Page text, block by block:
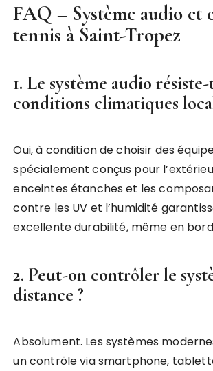
FAQ – Système audio et
tennis à Saint-Tropez
1. Le système audio
conditions climatiques
Oui, à condition de choisir des
spécialement conçus pour
enceintes étanches et les
contre les UV et l’humidité
excellente durabilité, même en
2. Peut-on contrôler le
distance ?
Absolument. Les systèmes
un contrôle via smartphone,